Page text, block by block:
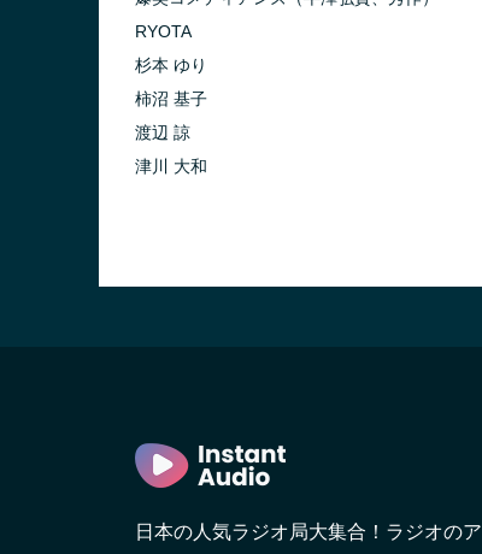
RYOTA
杉本 ゆり
柿沼 基子
渡辺 諒
津川 大和
日本の人気ラジオ局大集合！ラジオのア